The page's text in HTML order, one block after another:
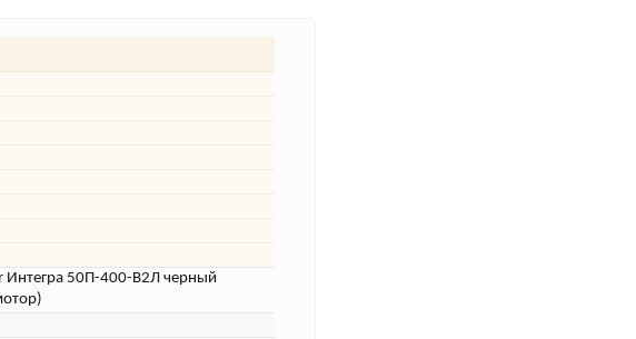
Интегра 50П-400-В2Л черный